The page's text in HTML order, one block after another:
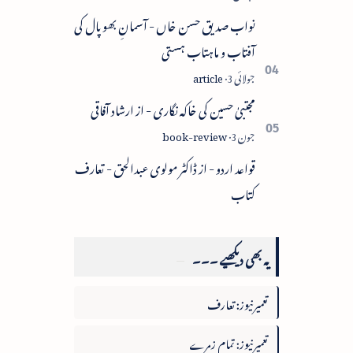
نواب صدیق حسن خاں - آسمانِ بھوپال کی
آفتاب و ماہتاب ہستی
مجتبیٰ حسین کی خاکہ نگاری - از ارشاد آفاقی
قواعد اردو - از ڈاکٹر مولوی عبدالحق - تعارف
کتاب
یہ بھی دیکھیے ۔۔۔
تعمیرنیوز: تعارف
تعمیرنیوز: تمام زمرے